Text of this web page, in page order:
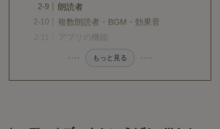
朗読者
複数朗読者・BGM・効果音
アプリの機能
もっと見る